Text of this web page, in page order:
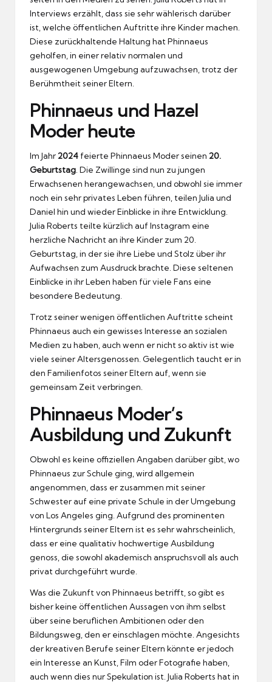
Interviews erzählt, dass sie sehr wählerisch darüber
ist, welche öffentlichen Auftritte ihre Kinder machen.
Diese zurückhaltende Haltung hat Phinnaeus
geholfen, in einer relativ normalen und
ausgewogenen Umgebung aufzuwachsen, trotz der
Berühmtheit seiner Eltern.
Phinnaeus und Hazel
Moder heute
Im Jahr2024 feierte Phinnaeus Moder seinen 20.
Geburtstag . Die Zwillinge sind nun zu jungen
Erwachsenen herangewachsen, und obwohl sie immer
noch ein sehr privates Leben führen, teilen Julia und
Daniel hin und wieder Einblicke in ihre Entwicklung.
Julia Roberts teilte kürzlich auf Instagram eine
herzliche Nachricht an ihre Kinder zum 20.
Geburtstag, in der sie ihre Liebe und Stolz über ihr
Aufwachsen zum Ausdruck brachte. Diese seltenen
Einblicke in ihr Leben haben für viele Fans eine
besondere Bedeutung.
Trotz seiner wenigen öffentlichen Auftritte scheint
Phinnaeus auch ein gewisses Interesse an sozialen
Medien zu haben, auch wenn er nicht so aktiv ist wie
viele seiner Altersgenossen. Gelegentlich taucht er in
den Familienfotos seiner Eltern auf, wenn sie
gemeinsam Zeit verbringen.
Phinnaeus Moder’s
Ausbildung und Zukunft
Obwohl es keine offiziellen Angaben darüber gibt, wo
Phinnaeus zur Schule ging, wird allgemein
angenommen, dass er zusammen mit seiner
Schwester auf eine private Schule in der Umgebung
von Los Angeles ging. Aufgrund des prominenten
Hintergrunds seiner Eltern ist es sehr wahrscheinlich,
dass er eine qualitativ hochwertige Ausbildung
genoss, die sowohl akademisch anspruchsvoll als auch
privat durchgeführt wurde.
Was die Zukunft von Phinnaeus betrifft, so gibt es
bisher keine öffentlichen Aussagen von ihm selbst
über seine beruflichen Ambitionen oder den
Bildungsweg, den er einschlagen möchte. Angesichts
der kreativen Berufe seiner Eltern könnte er jedoch
ein Interesse an Kunst, Film oder Fotografie haben,
auch wenn dies nur Spekulation ist. Julia Roberts hat in